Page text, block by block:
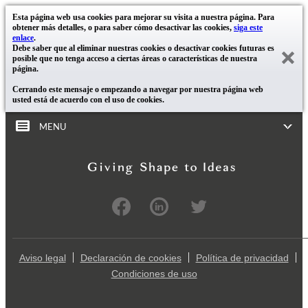
Esta página web usa cookies para mejorar su visita a nuestra página. Para
obtener más detalles, o para saber cómo desactivar las cookies, siga este
enlace.
Debe saber que al eliminar nuestras cookies o desactivar cookies futuras es
posible que no tenga acceso a ciertas áreas o características de nuestra
página.
Cerrando este mensaje o empezando a navegar por nuestra página web
usted está de acuerdo con el uso de cookies.
MENU
Aviso legal Declaración de cookies
Política de privacidad
Condiciones de uso